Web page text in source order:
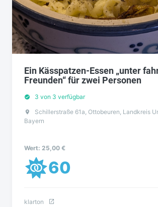
Ein Kässpatzen-Essen „unter
Freunden“ für zwei Personen
3 von 3 verfügbar
Schillerstraße 61a, Ottobeuren, Landkreis
Bayern
Wert: 25,00 €
60
klarton